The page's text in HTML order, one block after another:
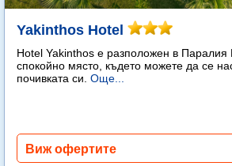
Yakinthos Hotel
Hotel Yakinthos e разположен в Паралия
спокойно място, където можете да се
почивката си. Още...
Виж офертите